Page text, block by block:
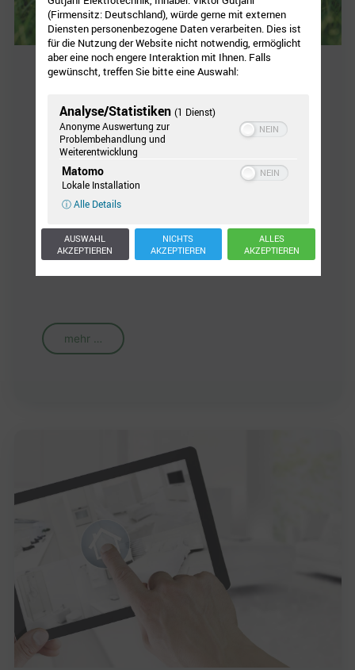
VARTA Storage
Photovoltaik- bzw. Solarstrom selbst
nutzen
machen es möglich mit Lösungen aus dem Hause
VARTA Storage.
mehr …
(Firmensitz: Deutschland), würde gerne mit externen
Diensten personenbezogene Daten verarbeiten. Dies ist
für die Nutzung der Website nicht notwendig, ermöglicht
aber eine noch engere Interaktion mit Ihnen. Falls
gewünscht, treffen Sie bitte eine Auswahl:
Analyse/Statistiken (1 Dienst)
Anonyme Auswertung zur
Problembehandlung und
Weiterentwicklung
Matomo
Lokale Installation
ⓘ Alle Details
AUSWAHL
AKZEPTIEREN
NICHTS
AKZEPTIEREN
ALLES
AKZEPTIEREN